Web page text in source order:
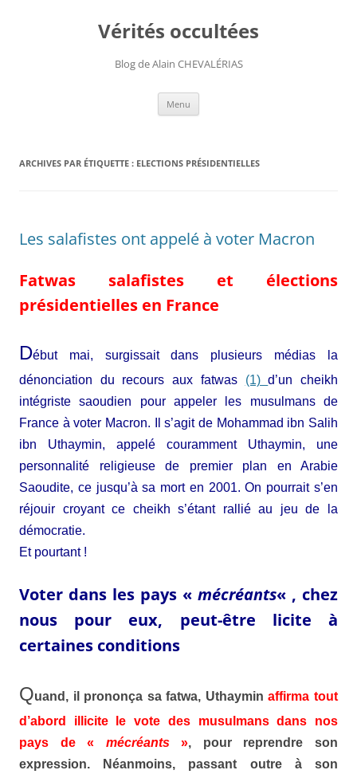
Vérités occultées
Blog de Alain CHEVALÉRIAS
Menu
ARCHIVES PAR ÉTIQUETTE : ELECTIONS PRÉSIDENTIELLES
Les salafistes ont appelé à voter Macron
Fatwas salafistes et élections
présidentielles en France
Début mai, surgissait dans plusieurs médias la
dénonciation du recours aux fatwas (1)d’un cheikh
intégriste saoudien pour appeler les musulmans de
France à voter Macron. Il s’agit de Mohammad ibn Salih
ibn Uthaymin, appelé couramment Uthaymin, une
personnalité religieuse de premier plan en Arabie
Saoudite, ce jusqu’à sa mort en 2001. On pourrait s’en
réjouir croyant ce cheikh s’étant rallié au jeu de la
démocratie.
Et pourtant !
Voter dans les pays « mécréants« , chez
nous pour eux, peut-être licite à
certaines conditions
Quand, il prononça sa fatwa, Uthaymin affirma tout
d’abord illicite le vote des musulmans dans nos
pays de « mécréants», pour reprendre son
expression. Néanmoins, passant outre à son